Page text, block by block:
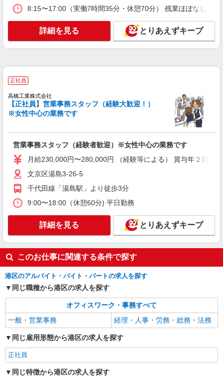
崎・横浜・相模原など）に多数派遣先有
キープ 詳細を見る
LAPI-Staff株式会社 本社/軽作業窓口
東京都港区 ★上記以外にも神奈川県内（川
崎・横浜・相模原など）に多数派遣先有
キープ 詳細を見る
アルバイト パート 職業紹介
株式会社フルキャスト東京支社/EA0401G-10M
カンタン軽作業スタッフ（仕分け・シール貼り
など）
時給1600円〜1800円（22:00〜翌5:00の深夜手
当で時給UP） ※給与幅は経験・能力による
東京都港区
キープ 詳細を見る
正社員
平野クレーン工業株式会社
【一般事務職】
＜月給＞ 250,000円 ＜賞与＞ 年2回 ＜給与改
定＞ 年1回 ＜試用期間＞ 6ヶ月 ※本採用時と条件
東京都港区新橋二丁目4番7号 VORT新橋二丁
目10階
アルバイト パート 職業紹介
8:15〜17:00（実働7時間35分・休憩70分） 残業ほぼなし
詳細を見る とりあえずキープ
正社員
高橋工業株式会社
【正社員】営業事務スタッフ（経験大歓迎！）
※女性中心の業務です
営業事務スタッフ（経験者歓迎）※女性中心の業務です
月給230,000円〜280,000円 （経験等による） 賞与年２回（
文京区湯島3-26-5
千代田線「湯島駅」より徒歩3分
9:00〜18:00（休憩60分) 平日勤務
詳細を見る とりあえずキープ
このお仕事に関連する条件で探す
港区のアルバイト・バイト・パートの求人を探す
同じ職種から港区の求人を探す
オフィスワーク・事務すべて
一般・営業事務
経理・人事・労務・総務・法務
同じ雇用形態から港区の求人を探す
正社員
同じ特徴から港区の求人を探す